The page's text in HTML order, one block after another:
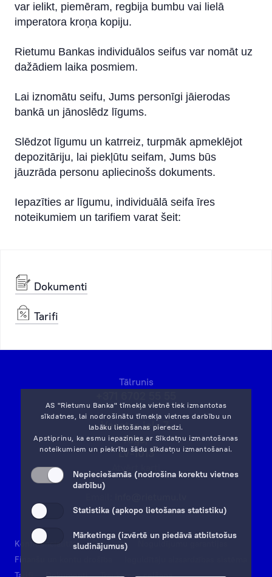
var ielikt, piemēram, regbija bumbu vai lielā
imperatora kroņa kopiju.
Rietumu Bankas individuālos seifus var nomāt uz
dažādiem laika posmiem.
Lai iznomātu seifu, Jums personīgi jāierodas
bankā un jānoslēdz līgums.
Slēdzot līgumu un katrreiz, turpmāk apmeklējot
depozitāriju, lai piekļūtu seifam, Jums būs
jāuzrāda personu apliecinošs dokuments.
Iepazīties ar līgumu, individuālā seifa īres
noteikumiem un tarifiem varat šeit:
Dokumenti
Tarifi
AS "Rietumu Banka" tīmekļa vietnē tiek izmantotas
sīkdatnes, lai nodrošinātu tīmekļa vietnes darbību un
labāku lietošanas pieredzi.
Apstiprinu, ka esmu iepazinies ar Sīkdatņu izmantošanas
noteikumiem un piekrītu šādu sīkdatņu izmantošanai.
Nepieciešamās (nodrošina korektu vietnes
darbību)
Statistika (apkopo lietošanas statistiku)
Mārketinga (izvērtē un piedāvā atbilstošus
sludinājumus)
Tālrunis
Vesetas iela 7,
Rīga,
LV-1013
Konfidencialitāte Rekvizīti
Noguldījumu garantijas
Finanšu un kontu drošība